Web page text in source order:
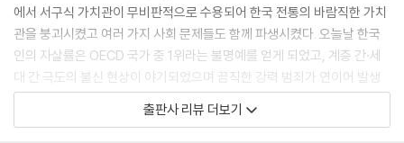
한국인들은 자기를 일차적인 참조 대상으로 하는 자부심 같은 자기중심적
정서보다는 관계 속의 타인을 일차적인 참조대상으로 하는 공감 등의 타인
중심적 정서에 더 민감하다. 또한 한국의 문화권에서 ‘나’와 ‘너’는 ‘우리’라
는 정情의 공간 속에서 분리된 존재가 아닌 하나의 단위로 여겨진다. (…)
한국인의 사회적 행동의 기저에는 기본적으로 관계를 긍정적으로 보강하
고 상대에게 이를 확인시키려는 동기와 목적이 놓여 있다고 볼 수 있다. 이
에서 서구식 가치관이 무비판적으로 수용되어 한국 전통의 바람직한 가치
관을 붕괴시켰고 여러 가지 사회 문제들도 함께 파생시켰다. 오늘날 한국
인의 자살률은 OECD 국가 중 1위라는 불명예를 얻게 되었고, 계층 간·세
대 간 극도의 불신 현상이 야기되었으며 끔직한 강력 범죄가 연이어 발생
하게 되었다. 이러한 사회 병리현상들은 한국 사회의 급격한 변화가 가져
온 가치관의 혼란에 기인한다고 볼 수 있다. 이제는 가치관의 혼란으로 인
출판사 리뷰 더보기